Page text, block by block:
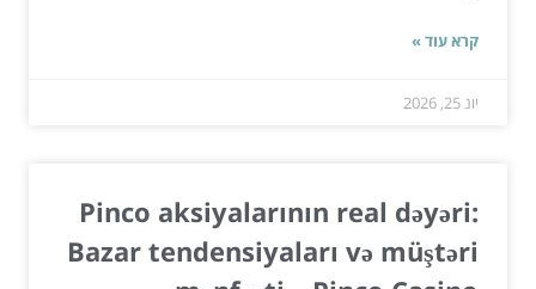
קרא עוד »
יונ 25, 2026
Pinco aksiyalarının real dəyəri:
Bazar tendensiyaları və müştəri